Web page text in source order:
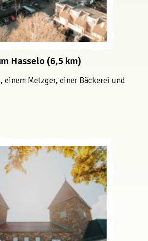
Hasselo (6,5 km)
einem Metzger, einer Bäckerei und